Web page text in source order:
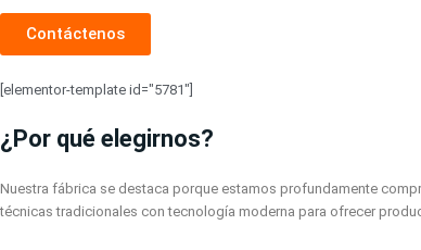
Contáctenos
[elementor-template id="5781"]
¿Por qué elegirnos?
Nuestra fábrica se destaca porque estamos profundamente
técnicas tradicionales con tecnología moderna para ofrecer